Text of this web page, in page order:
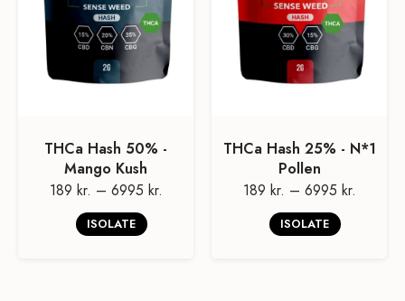
THCa Hash 50% -
Mango Kush
189 kr. – 6995 kr.
ISOLATE
THCa Hash 25% - N*1
Pollen
189 kr. – 6995 kr.
ISOLATE